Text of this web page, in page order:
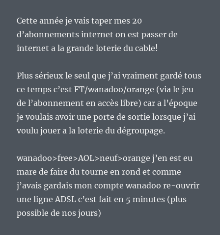
Cette année je vais taper mes 20
d’abonnements internet on est passer de
internet a la grande loterie du cable!
Plus sérieux le seul que j’ai vraiment gardé tous
ce temps c’est FT/wanadoo/orange (via le jeu
de l’abonnement en accès libre) car a l’époque
je voulais avoir une porte de sortie lorsque j’ai
voulu jouer a la loterie du dégroupage.
wanadoo>free>AOL>neuf>orange j’en est eu
mare de faire du tourne en rond et comme
j’avais gardais mon compte wanadoo re-ouvrir
une ligne ADSL c’est fait en 5 minutes (plus
possible de nos jours)